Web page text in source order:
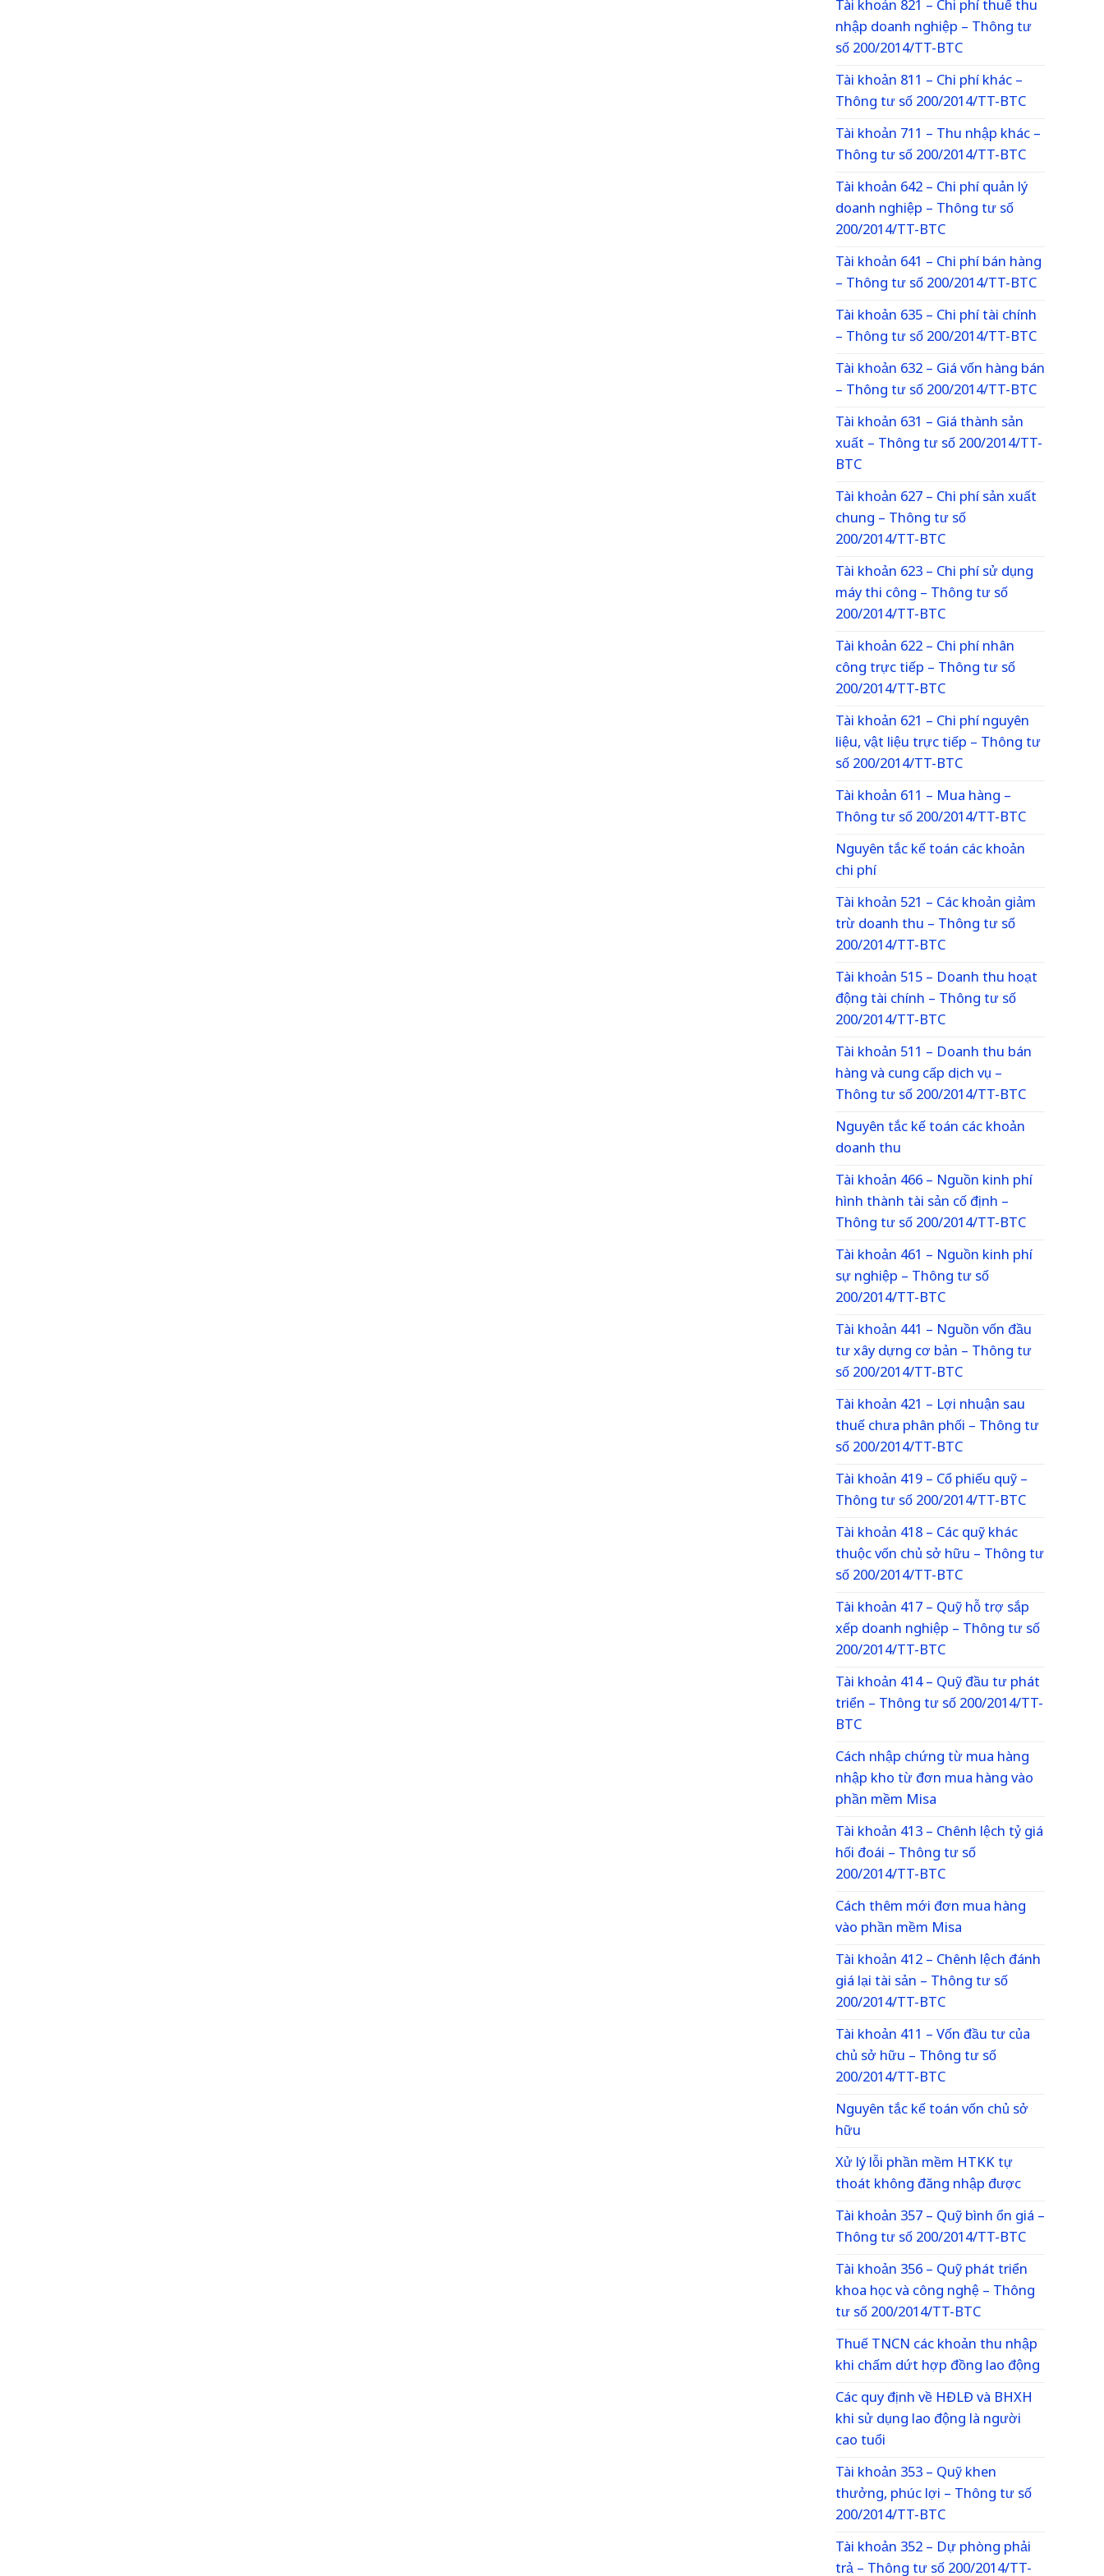
Tài khoản 821 – Chi phí thuế thu
nhập doanh nghiệp – Thông tư
số 200/2014/TT-BTC
Tài khoản 811 – Chi phí khác –
Thông tư số 200/2014/TT-BTC
Tài khoản 711 – Thu nhập khác –
Thông tư số 200/2014/TT-BTC
Tài khoản 642 – Chi phí quản lý
doanh nghiệp – Thông tư số
200/2014/TT-BTC
Tài khoản 641 – Chi phí bán hàng
– Thông tư số 200/2014/TT-BTC
Tài khoản 635 – Chi phí tài chính
– Thông tư số 200/2014/TT-BTC
Tài khoản 632 – Giá vốn hàng bán
– Thông tư số 200/2014/TT-BTC
Tài khoản 631 – Giá thành sản
xuất – Thông tư số 200/2014/TT-
BTC
Tài khoản 627 – Chi phí sản xuất
chung – Thông tư số
200/2014/TT-BTC
Tài khoản 623 – Chi phí sử dụng
máy thi công – Thông tư số
200/2014/TT-BTC
Tài khoản 622 – Chi phí nhân
công trực tiếp – Thông tư số
200/2014/TT-BTC
Tài khoản 621 – Chi phí nguyên
liệu, vật liệu trực tiếp – Thông tư
số 200/2014/TT-BTC
Tài khoản 611 – Mua hàng –
Thông tư số 200/2014/TT-BTC
Nguyên tắc kế toán các khoản
chi phí
Tài khoản 521 – Các khoản giảm
trừ doanh thu – Thông tư số
200/2014/TT-BTC
Tài khoản 515 – Doanh thu hoạt
động tài chính – Thông tư số
200/2014/TT-BTC
Tài khoản 511 – Doanh thu bán
hàng và cung cấp dịch vụ –
Thông tư số 200/2014/TT-BTC
Nguyên tắc kế toán các khoản
doanh thu
Tài khoản 466 – Nguồn kinh phí
hình thành tài sản cố định –
Thông tư số 200/2014/TT-BTC
Tài khoản 461 – Nguồn kinh phí
sự nghiệp – Thông tư số
200/2014/TT-BTC
Tài khoản 441 – Nguồn vốn đầu
tư xây dựng cơ bản – Thông tư
số 200/2014/TT-BTC
Tài khoản 421 – Lợi nhuận sau
thuế chưa phân phối – Thông tư
số 200/2014/TT-BTC
Tài khoản 419 – Cổ phiếu quỹ –
Thông tư số 200/2014/TT-BTC
Tài khoản 418 – Các quỹ khác
thuộc vốn chủ sở hữu – Thông tư
số 200/2014/TT-BTC
Tài khoản 417 – Quỹ hỗ trợ sắp
xếp doanh nghiệp – Thông tư số
200/2014/TT-BTC
Tài khoản 414 – Quỹ đầu tư phát
triển – Thông tư số 200/2014/TT-
BTC
Cách nhập chứng từ mua hàng
nhập kho từ đơn mua hàng vào
phần mềm Misa
Tài khoản 413 – Chênh lệch tỷ giá
hối đoái – Thông tư số
200/2014/TT-BTC
Cách thêm mới đơn mua hàng
vào phần mềm Misa
Tài khoản 412 – Chênh lệch đánh
giá lại tài sản – Thông tư số
200/2014/TT-BTC
Tài khoản 411 – Vốn đầu tư của
chủ sở hữu – Thông tư số
200/2014/TT-BTC
Nguyên tắc kế toán vốn chủ sở
hữu
Xử lý lỗi phần mềm HTKK tự
thoát không đăng nhập được
Tài khoản 357 – Quỹ bình ổn giá –
Thông tư số 200/2014/TT-BTC
Tài khoản 356 – Quỹ phát triển
khoa học và công nghệ – Thông
tư số 200/2014/TT-BTC
Thuế TNCN các khoản thu nhập
khi chấm dứt hợp đồng lao động
Các quy định về HĐLĐ và BHXH
khi sử dụng lao động là người
cao tuổi
Tài khoản 353 – Quỹ khen
thưởng, phúc lợi – Thông tư số
200/2014/TT-BTC
Tài khoản 352 – Dự phòng phải
trả – Thông tư số 200/2014/TT-